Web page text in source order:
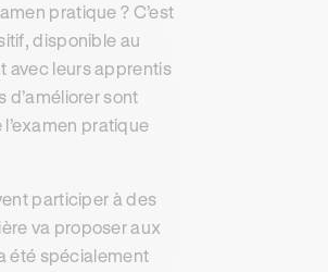
pratique ? C’est
disponible au
avec leurs apprentis
sont
pratique
participer à des
va proposer aux
été spécialement